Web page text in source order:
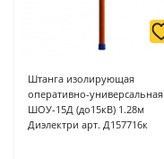
Штанга изолирующая
оперативно-универсальная
ШОУ-15Д (до15кВ) 1.28м
Диэлектри арт. Д157716к